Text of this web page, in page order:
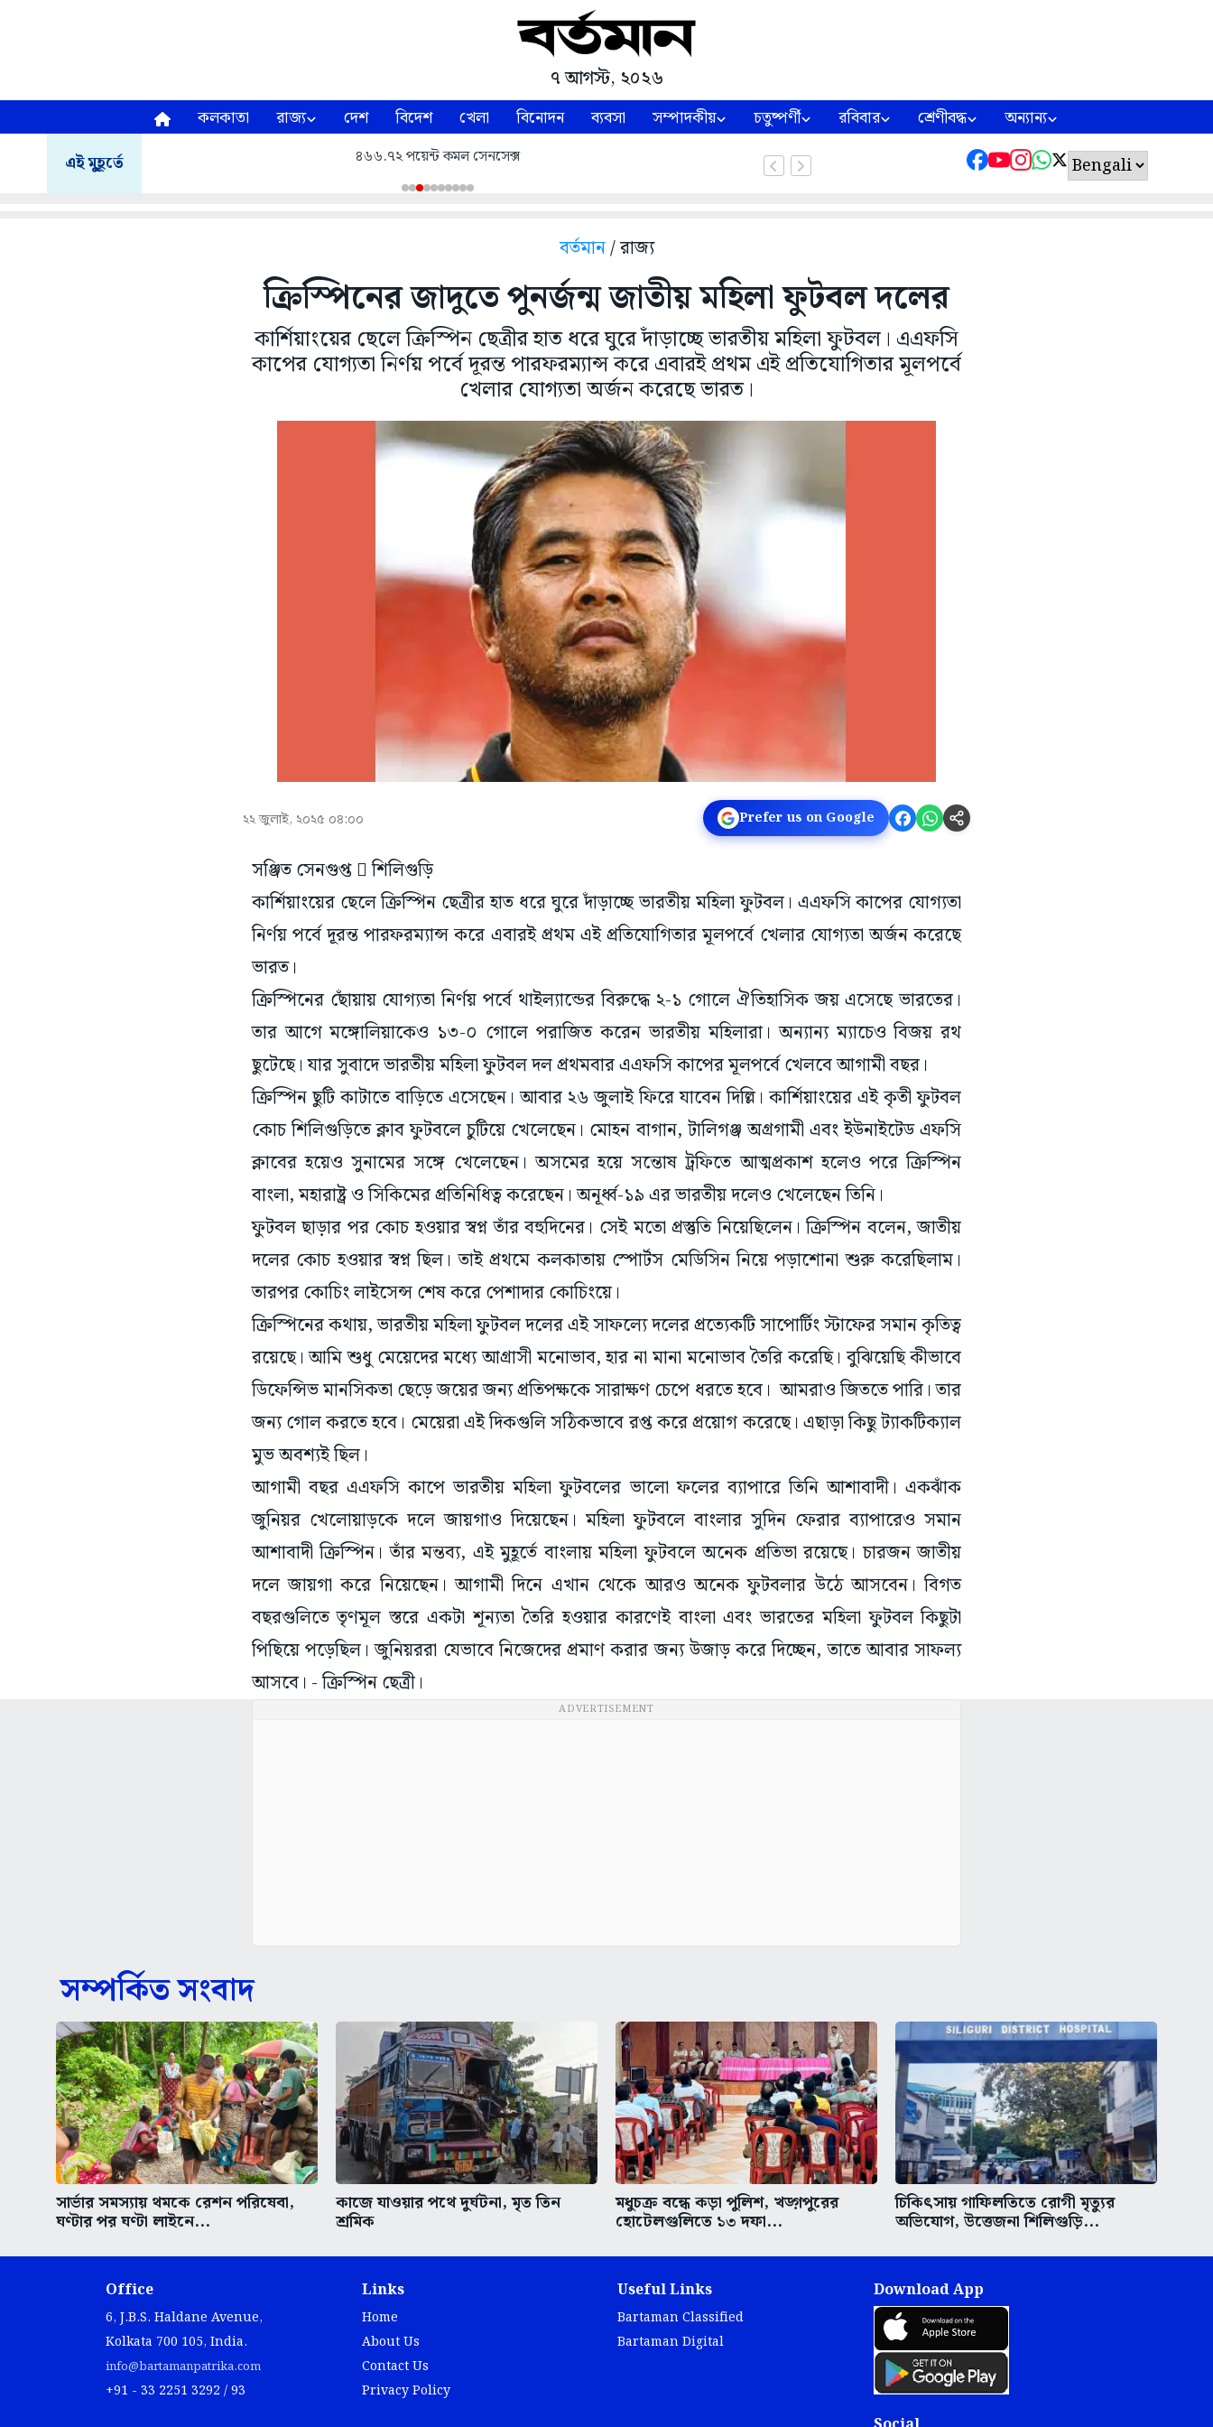
৭ আগস্ট, ২০২৬
কলকাতা রাজ্য দেশ বিদেশ খেলা বিনোদন ব্যবসা সম্পাদকীয় চতুষ্পর্ণী রবিবার শ্রেণীবদ্ধ অন্যান্য
এই মুহূর্তে ৪৬৬.৭২ পয়েন্ট কমল সেনসেক্স
বর্তমান/ রাজ্য
ক্রিস্পিনের জাদুতে পুনর্জন্ম জাতীয় মহিলা ফুটবল দলের
কার্শিয়াংয়ের ছেলে ক্রিস্পিন ছেত্রীর হাত ধরে ঘুরে দাঁড়াচ্ছে ভারতীয় মহিলা ফুটবল। এএফসি
কাপের যোগ্যতা নির্ণয় পর্বে দূরন্ত পারফরম্যান্স করে এবারই প্রথম এই প্রতিযোগিতার মূলপর্বে
খেলার যোগ্যতা অর্জন করেছে ভারত।
২২ জুলাই, ২০২৫ ০৪:০০ Prefer us on Google
সঞ্জিত সেনগুপ্ত  শিলিগুড়ি
কার্শিয়াংয়ের ছেলে ক্রিস্পিন ছেত্রীর হাত ধরে ঘুরে দাঁড়াচ্ছে ভারতীয় মহিলা ফুটবল। এএফসি কাপের যোগ্যতা
নির্ণয় পর্বে দূরন্ত পারফরম্যান্স করে এবারই প্রথম এই প্রতিযোগিতার মূলপর্বে খেলার যোগ্যতা অর্জন করেছে
ভারত।
ক্রিস্পিনের ছোঁয়ায় যোগ্যতা নির্ণয় পর্বে থাইল্যান্ডের বিরুদ্ধে ২-১ গোলে ঐতিহাসিক জয় এসেছে ভারতের।
তার আগে মঙ্গোলিয়াকেও ১৩-০ গোলে পরাজিত করেন ভারতীয় মহিলারা। অন্যান্য ম্যাচেও বিজয় রথ
ছুটেছে। যার সুবাদে ভারতীয় মহিলা ফুটবল দল প্রথমবার এএফসি কাপের মূলপর্বে খেলবে আগামী বছর।
ক্রিস্পিন ছুটি কাটাতে বাড়িতে এসেছেন। আবার ২৬ জুলাই ফিরে যাবেন দিল্লি। কার্শিয়াংয়ের এই কৃতী ফুটবল
কোচ শিলিগুড়িতে ক্লাব ফুটবলে চুটিয়ে খেলেছেন। মোহন বাগান, টালিগঞ্জ অগ্রগামী এবং ইউনাইটেড এফসি
ক্লাবের হয়েও সুনামের সঙ্গে খেলেছেন। অসমের হয়ে সন্তোষ ট্রফিতে আত্মপ্রকাশ হলেও পরে ক্রিস্পিন
বাংলা, মহারাষ্ট্র ও সিকিমের প্রতিনিধিত্ব করেছেন। অনূর্ধ্ব-১৯ এর ভারতীয় দলেও খেলেছেন তিনি।
ফুটবল ছাড়ার পর কোচ হওয়ার স্বপ্ন তাঁর বহুদিনের। সেই মতো প্রস্তুতি নিয়েছিলেন। ক্রিস্পিন বলেন, জাতীয়
দলের কোচ হওয়ার স্বপ্ন ছিল। তাই প্রথমে কলকাতায় স্পোর্টস মেডিসিন নিয়ে পড়াশোনা শুরু করেছিলাম।
তারপর কোচিং লাইসেন্স শেষ করে পেশাদার কোচিংয়ে।
ক্রিস্পিনের কথায়, ভারতীয় মহিলা ফুটবল দলের এই সাফল্যে দলের প্রত্যেকটি সাপোর্টিং স্টাফের সমান কৃতিত্ব
রয়েছে। আমি শুধু মেয়েদের মধ্যে আগ্রাসী মনোভাব, হার না মানা মনোভাব তৈরি করেছি। বুঝিয়েছি কীভাবে
ডিফেন্সিভ মানসিকতা ছেড়ে জয়ের জন্য প্রতিপক্ষকে সারাক্ষণ চেপে ধরতে হবে। আমরাও জিততে পারি। তার
জন্য গোল করতে হবে। মেয়েরা এই দিকগুলি সঠিকভাবে রপ্ত করে প্রয়োগ করেছে। এছাড়া কিছু ট্যাকটিক্যাল
মুভ অবশ্যই ছিল।
আগামী বছর এএফসি কাপে ভারতীয় মহিলা ফুটবলের ভালো ফলের ব্যাপারে তিনি আশাবাদী। একঝাঁক
জুনিয়র খেলোয়াড়কে দলে জায়গাও দিয়েছেন। মহিলা ফুটবলে বাংলার সুদিন ফেরার ব্যাপারেও সমান
আশাবাদী ক্রিস্পিন। তাঁর মন্তব্য, এই মুহূর্তে বাংলায় মহিলা ফুটবলে অনেক প্রতিভা রয়েছে। চারজন জাতীয়
দলে জায়গা করে নিয়েছেন। আগামী দিনে এখান থেকে আরও অনেক ফুটবলার উঠে আসবেন। বিগত
বছরগুলিতে তৃণমূল স্তরে একটা শূন্যতা তৈরি হওয়ার কারণেই বাংলা এবং ভারতের মহিলা ফুটবল কিছুটা
পিছিয়ে পড়েছিল। জুনিয়ররা যেভাবে নিজেদের প্রমাণ করার জন্য উজাড় করে দিচ্ছেন, তাতে আবার সাফল্য
আসবে। - ক্রিস্পিন ছেত্রী।
ADVERTISEMENT
সম্পর্কিত সংবাদ
সার্ভার সমস্যায় থমকে রেশন পরিষেবা,
ঘণ্টার পর ঘণ্টা লাইনে...
কাজে যাওয়ার পথে দুর্ঘটনা, মৃত তিন
শ্রমিক
মধুচক্র বন্ধে কড়া পুলিশ, খড়্গপুরের
হোটেলগুলিতে ১৩ দফা...
চিকিৎসায় গাফিলতিতে রোগী মৃত্যুর
অভিযোগ, উত্তেজনা শিলিগুড়ি...
Office
6, J.B.S. Haldane Avenue,
Kolkata 700 105, India.
info@bartamanpatrika.com
+91 - 33 2251 3292 / 93
Links
Home
About Us
Contact Us
Privacy Policy
Useful Links
Bartaman Classified
Bartaman Digital
Download App